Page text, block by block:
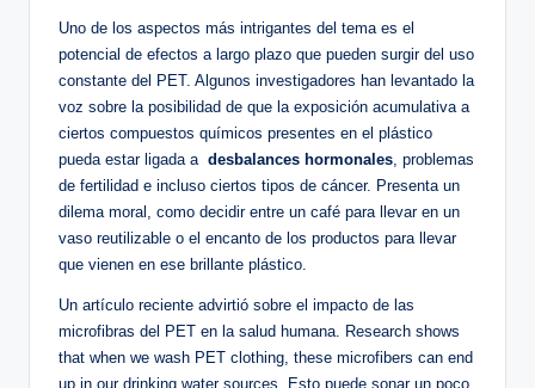
Uno de ⁢los aspectos más intrigantes del tema ⁢es ⁤el
potencial de efectos a⁣ largo plazo que pueden surgir del ⁣uso
constante del​ PET. Algunos investigadores ⁤han levantado⁢ la
voz sobre la posibilidad de que la exposición acumulativa a
ciertos ⁣compuestos químicos presentes en el plástico
pueda estar ligada a ⁢ desbalances hormonales, problemas
de fertilidad e incluso ciertos​ tipos de cáncer. Presenta ⁢un
dilema moral, como decidir entre un café para llevar‌ en​ un
vaso reutilizable o⁤ el‌ encanto de los⁣ productos para llevar
que ⁢vienen‍ en ese brillante⁤ plástico.
Un ‌artículo ‌reciente advirtió sobre el impacto⁤ de las
microfibras del PET‍ en la salud humana. Research shows
⁤that when ‍we wash ‌PET ⁤clothing, these microfibers can end
up in our ⁣drinking water sources. Esto puede sonar un poco